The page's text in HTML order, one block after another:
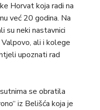
Horvat koja radi na
već 20 godina. Na
su neki nastavnici
ali i kolege
upoznati rad
se obratila
iz Belišća koja je